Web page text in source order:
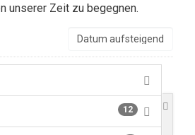
unserer Zeit zu begegnen.
12